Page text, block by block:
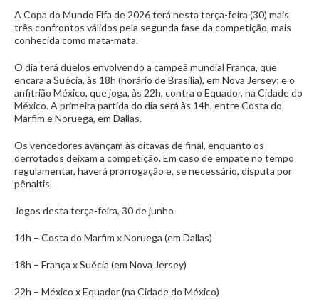
A Copa do Mundo Fifa de 2026 terá nesta terça-feira (30) mais
três confrontos válidos pela segunda fase da competição, mais
conhecida como mata-mata.
O dia terá duelos envolvendo a campeã mundial França, que
encara a Suécia, às 18h (horário de Brasília), em Nova Jersey; e o
anfitrião México, que joga, às 22h, contra o Equador, na Cidade do
México. A primeira partida do dia será às 14h, entre Costa do
Marfim e Noruega, em Dallas.
Os vencedores avançam às oitavas de final, enquanto os
derrotados deixam a competição. Em caso de empate no tempo
regulamentar, haverá prorrogação e, se necessário, disputa por
pênaltis.
Jogos desta terça-feira, 30 de junho
14h – Costa do Marfim x Noruega (em Dallas)
18h – França x Suécia (em Nova Jersey)
22h – México x Equador (na Cidade do México)